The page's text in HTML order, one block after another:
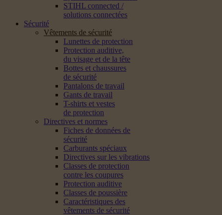
STIHL connected /
solutions connectées
Sécurité
Vêtements de sécurité
Lunettes de protection
Protection auditive,
du visage et de la tête
Bottes et chaussures
de sécurité
Pantalons de travail
Gants de travail
T-shirts et vestes
de protection
Directives et normes
Fiches de données de
sécurité
Carburants spéciaux
Directives sur les vibrations
Classes de protection
contre les coupures
Protection auditive
Classes de poussière
Caractéristiques des
vêtements de sécurité